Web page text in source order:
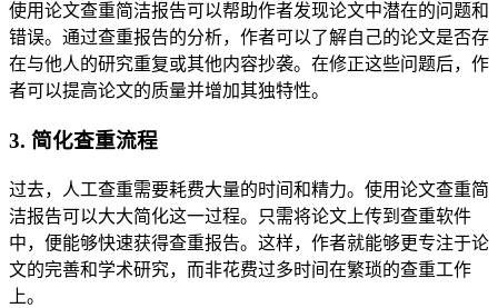
使用论文查重简洁报告可以帮助作者发现论文中潜在的问题和
错误。通过查重报告的分析，作者可以了解自己的论文是否存
在与他人的研究重复或其他内容抄袭。在修正这些问题后，作
者可以提高论文的质量并增加其独特性。
3. 简化查重流程
过去，人工查重需要耗费大量的时间和精力。使用论文查重简
洁报告可以大大简化这一过程。只需将论文上传到查重软件
中，便能够快速获得查重报告。这样，作者就能够更专注于论
文的完善和学术研究，而非花费过多时间在繁琐的查重工作
上。